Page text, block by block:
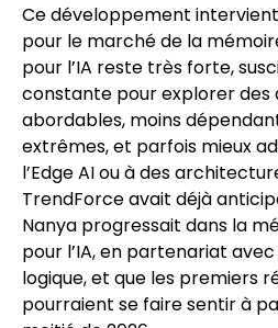
Ce développement
pour le marché de la
pour l’IA reste très forte,
constante pour explorer des
abordables, moins
extrêmes, et parfois mieux
l’Edge AI ou à des
TrendForce avait déjà
Nanya progressait dans la
pour l’IA, en partenariat
logique, et que les premiers
pourraient se faire sentir à